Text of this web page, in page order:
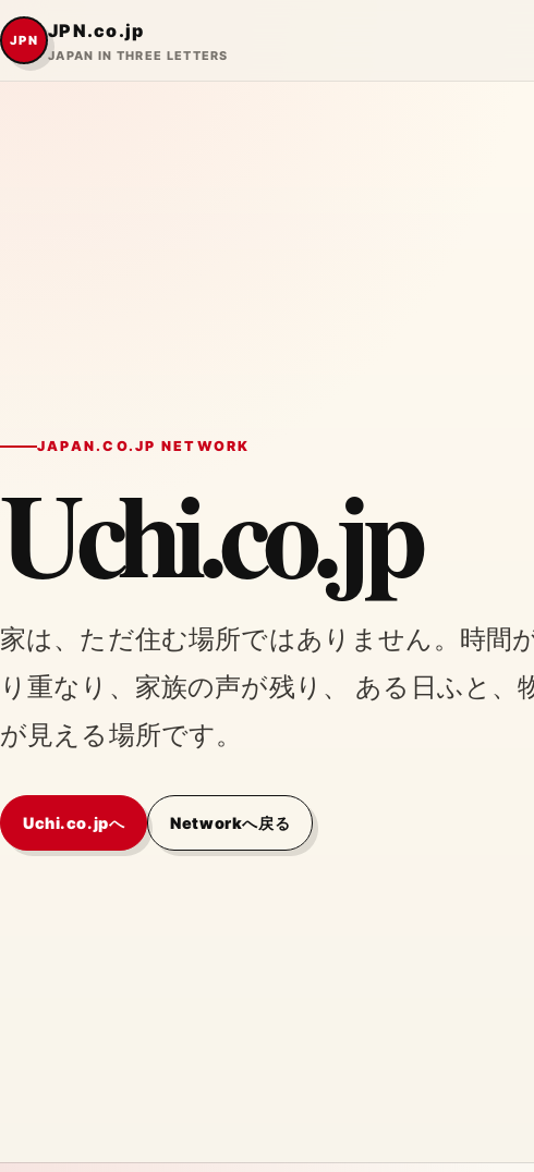
JPN JPN.co.jp
JAPAN IN THREE LETTERS
JAPAN.CO.JP NETWORK
Uchi.co.jp
家は、ただ住む場所ではありません。時間
り重なり、家族の声が残り、 ある日ふと、
が見える場所です。
Uchi.co.jpへ Networkへ戻る